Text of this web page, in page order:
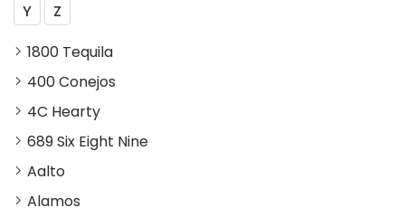
Y
Z
1800 Tequila
400 Conejos
4C Hearty
689 Six Eight Nine
Aalto
Alamos